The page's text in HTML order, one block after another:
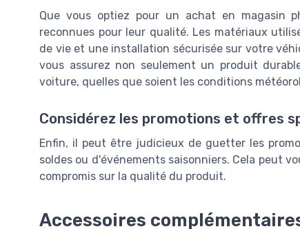
Que vous optiez pour un achat en magasin
reconnues pour leur qualité. Les matériaux
de vie et une installation sécurisée sur votre
vous assurez non seulement un produit
voiture, quelles que soient les conditions
Considérez les promotions et offres
Enfin, il peut être judicieux de guetter les
soldes ou d'événements saisonniers. Cela peut
compromis sur la qualité du produit.
Accessoires